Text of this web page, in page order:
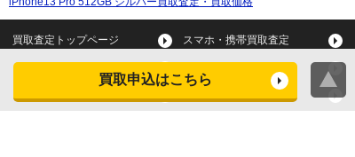
買取申込はこちら
買取査定トップページ スマホ・携帯買取査定
タブレット買取査定
スマートウォッチ買取査定